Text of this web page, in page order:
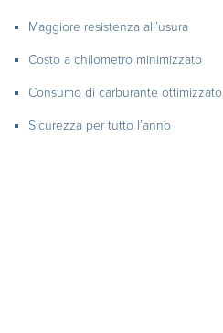
Maggiore resistenza all’usura
Costo a chilometro minimizzato
Consumo di carburante ottimizzato
Sicurezza per tutto l’anno